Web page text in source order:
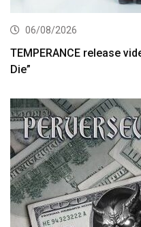
06/08/2026
TEMPERANCE release
Die”